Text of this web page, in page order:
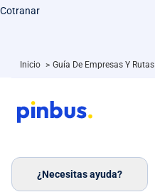
Cotranar
Inicio > Guía De Empresas Y Rutas
¿Necesitas ayuda?